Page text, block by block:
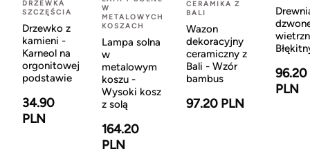
DRZEWKA
SZCZĘŚCIA
Drzewko z
kamieni -
Karneol na
orgonitowej
podstawie
34.90
PLN
W
METALOWYCH
KOSZACH
Lampa solna
w
metalowym
koszu -
Wysoki kosz
z solą
164.20
PLN
CERAMIKA Z
BALI
Wazon
dekoracyjny
ceramiczny z
Bali - Wzór
bambus
97.20 PLN
96.20
PLN